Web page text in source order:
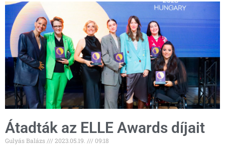
Átadták az ELLE Awards díjait
Gulyás Balázs 2023.05.19. 09:18